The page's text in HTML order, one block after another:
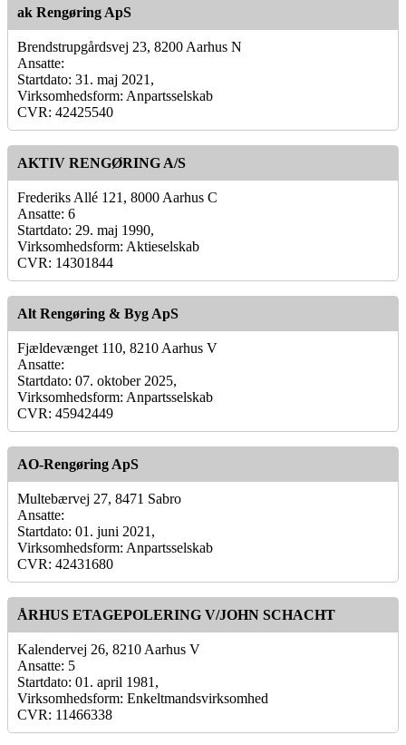
ak Rengøring ApS
Brendstrupgårdsvej 23, 8200 Aarhus N
Ansatte:
Startdato: 31. maj 2021,
Virksomhedsform: Anpartsselskab
CVR: 42425540
AKTIV RENGØRING A/S
Frederiks Allé 121, 8000 Aarhus C
Ansatte: 6
Startdato: 29. maj 1990,
Virksomhedsform: Aktieselskab
CVR: 14301844
Alt Rengøring & Byg ApS
Fjældevænget 110, 8210 Aarhus V
Ansatte:
Startdato: 07. oktober 2025,
Virksomhedsform: Anpartsselskab
CVR: 45942449
AO-Rengøring ApS
Multebærvej 27, 8471 Sabro
Ansatte:
Startdato: 01. juni 2021,
Virksomhedsform: Anpartsselskab
CVR: 42431680
ÅRHUS ETAGEPOLERING V/JOHN SCHACHT
Kalendervej 26, 8210 Aarhus V
Ansatte: 5
Startdato: 01. april 1981,
Virksomhedsform: Enkeltmandsvirksomhed
CVR: 11466338